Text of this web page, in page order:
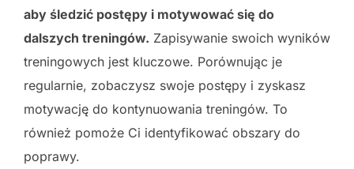
aby śledzić postępy i motywować się do
dalszych treningów. Zapisywanie swoich wyników
treningowych jest kluczowe. Porównując je
regularnie, zobaczysz swoje postępy i zyskasz
motywację do kontynuowania treningów. To
również pomoże Ci identyfikować obszary do
poprawy.